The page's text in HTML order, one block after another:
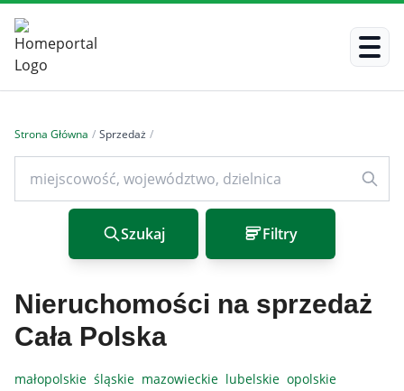
Strona Główna / Sprzedaż /
Szukaj Filtry
Nieruchomości na sprzedaż
Cała Polska
małopolskie śląskie mazowieckie lubelskie opolskie